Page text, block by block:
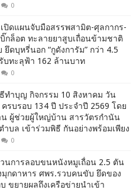
0
ปิดแผนจับมือสรรพสามิต-ศุลกากร-
กล็อต ทะลายยาสูบเถื่อนข้ามชาติ
ยึดบุหรี่นอก “กูดังการัม” กว่า 4.5
บทะลุฟ้า 162 ล้านบาท
0
ทำบุญ กิจกรรม 10 สิงหาคม วัน
รบรอบ 134 ปี ประจำปี 2569 โดย
ผู้ช่วยผู้ใหญ่บ้าน สารวัตรกำนัน
บล เข้าร่วมพิธี กันอย่างพร้อมเพียง
0
นการลอบขนหนังหมูเถื่อน 2.5 ตัน
มุกดาหาร ศพร.รวบคนขับ ยึดของ
ขยายผลถึงเครือข่ายนำเข้า